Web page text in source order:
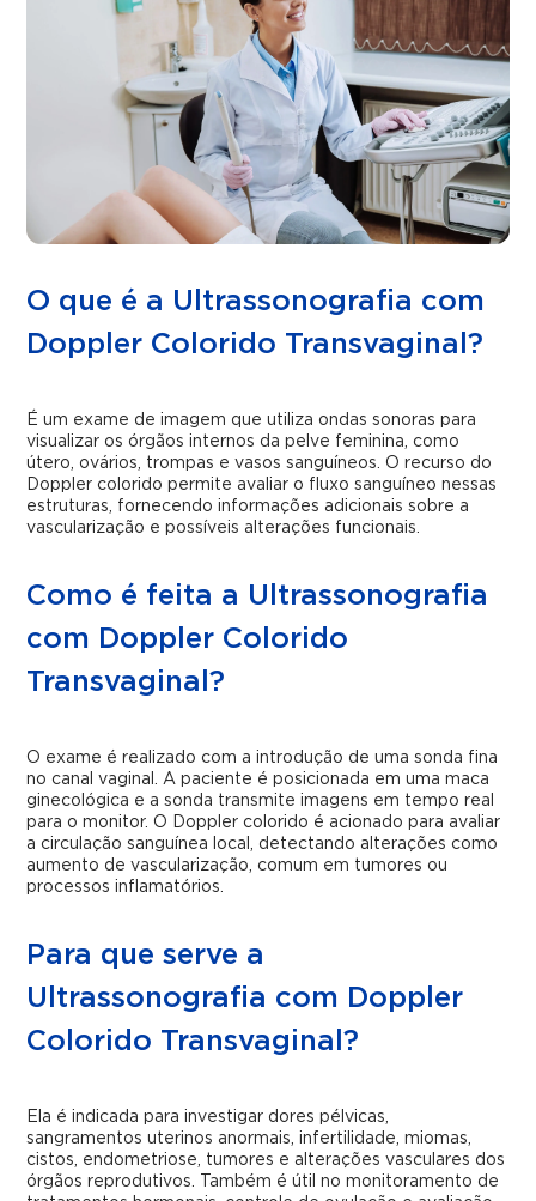
O que é a Ultrassonografia com
Doppler Colorido Transvaginal?
É um exame de imagem que utiliza ondas sonoras para
visualizar os órgãos internos da pelve feminina, como
útero, ovários, trompas e vasos sanguíneos. O recurso do
Doppler colorido permite avaliar o fluxo sanguíneo nessas
estruturas, fornecendo informações adicionais sobre a
vascularização e possíveis alterações funcionais.
Como é feita a Ultrassonografia
com Doppler Colorido
Transvaginal?
O exame é realizado com a introdução de uma sonda fina
no canal vaginal. A paciente é posicionada em uma maca
ginecológica e a sonda transmite imagens em tempo real
para o monitor. O Doppler colorido é acionado para avaliar
a circulação sanguínea local, detectando alterações como
aumento de vascularização, comum em tumores ou
processos inflamatórios.
Para que serve a
Ultrassonografia com Doppler
Colorido Transvaginal?
Ela é indicada para investigar dores pélvicas,
sangramentos uterinos anormais, infertilidade, miomas,
cistos, endometriose, tumores e alterações vasculares dos
órgãos reprodutivos. Também é útil no monitoramento de